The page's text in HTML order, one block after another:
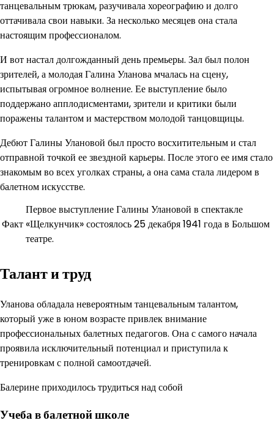
танцевальным трюкам, разучивала хореографию и долго
оттачивала свои навыки. За несколько месяцев она стала
настоящим профессионалом.
И вот настал долгожданный день премьеры. Зал был полон
зрителей, а молодая Галина Уланова мчалась на сцену,
испытывая огромное волнение. Ее выступление было
поддержано апплодисментами, зрители и критики были
поражены талантом и мастерством молодой танцовщицы.
Дебют Галины Улановой был просто восхитительным и стал
отправной точкой ее звездной карьеры. После этого ее имя стало
знакомым во всех уголках страны, а она сама стала лидером в
балетном искусстве.
Факт
Первое выступление Галины Улановой в спектакле
«Щелкунчик» состоялось 25 декабря 1941 года в Большом
театре.
Талант и труд
Уланова обладала невероятным танцевальным талантом,
который уже в юном возрасте привлек внимание
профессиональных балетных педагогов. Она с самого начала
проявила исключительный потенциал и приступила к
тренировкам с полной самоотдачей.
Балерине приходилось трудиться над собой
Учеба в балетной школе